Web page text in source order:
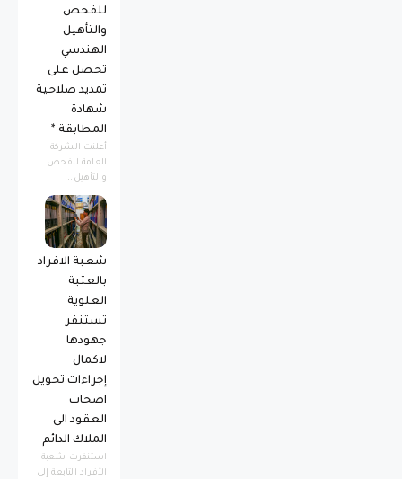
للفحص
والتأهيل
الهندسي
تحصل على
تمديد صلاحية
شهادة
المطابقة *
أعلنت الشركة
العامة للفحص
والتأهيل...
شعبة الافراد
بالعتبة
العلوية
تستنفر
جهودها
لاكمال
إجراءات تحويل
اصحاب
العقود الى
الملاك الدائم
استنفرت شعبة
الأفراد التابعة إلى